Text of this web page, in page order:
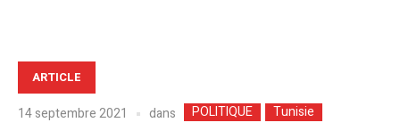
ARTICLE
14 septembre 2021 dans POLITIQUE Tunisie